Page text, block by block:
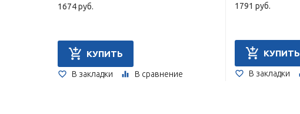
1674 руб.
КУПИТЬ
В закладки В сравнение
1791 руб.
КУПИТЬ
В закладки